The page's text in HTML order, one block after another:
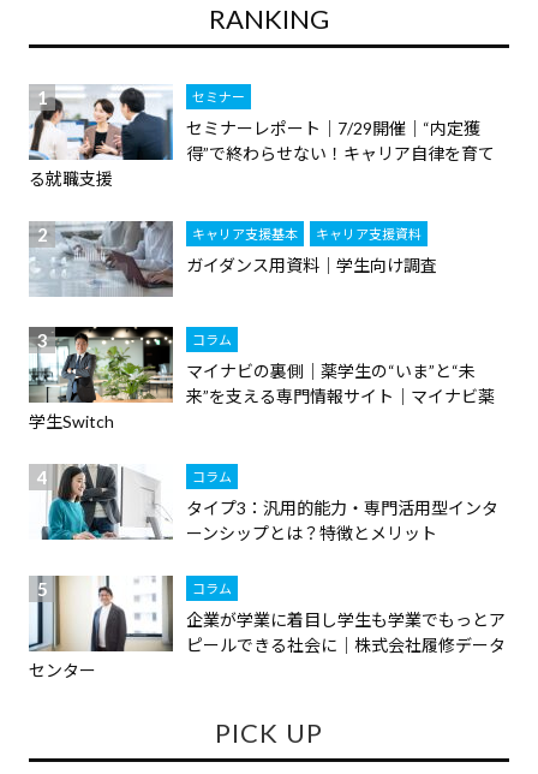
RANKING
セミナー
セミナーレポート｜7/29開催｜“内定獲
得”で終わらせない！キャリア自律を育て
る就職支援
キャリア支援基本 キャリア支援資料
ガイダンス用資料｜学生向け調査
コラム
マイナビの裏側｜薬学生の“いま”と“未
来”を支える専門情報サイト｜マイナビ薬
学生Switch
コラム
タイプ3：汎用的能力・専門活用型インタ
ーンシップとは？特徴とメリット
コラム
企業が学業に着目し学生も学業でもっとア
ピールできる社会に｜株式会社履修データ
センター
PICK UP